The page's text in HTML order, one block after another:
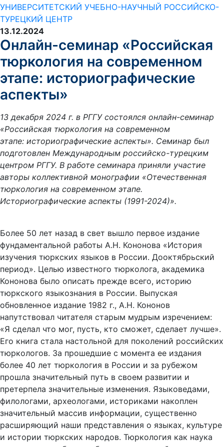
УНИВЕРСИТЕТСКИЙ УЧЕБНО-НАУЧНЫЙ РОССИЙСКО-
ТУРЕЦКИЙ ЦЕНТР
13.12.2024
Онлайн-семинар «Российская
тюркология на современном
этапе: историографические
аспекты»
13 декабря 2024 г. в РГГУ состоялся онлайн-семинар
«Российская тюркология на современном
этапе: историографические аспекты». Семинар был
подготовлен Международным российско-турецким
центром РГГУ. В работе семинара приняли участие
авторы коллективной монографии «Отечественная
тюркология на современном этапе.
Историографические аспекты (1991-2024)».
Более 50 лет назад в свет вышло первое издание
фундаментальной работы А.Н. Кононова «История
изучения тюркских языков в России. Дооктябрьский
период». Целью известного тюрколога, академика
Кононова было описать прежде всего, историю
тюркского языкознания в России. Выпуская
обновленное издание 1982 г., А.Н. Кононов
напутствовал читателя старым мудрым изречением:
«Я сделал что мог, пусть, кто сможет, сделает лучше».
Его книга стала настольной для поколений российских
тюркологов. За прошедшие с момента ее издания
более 40 лет тюркология в России и за рубежом
прошла значительный путь в своем развитии и
претерпела значительные изменения. Языковедами,
филологами, археологами, историками накоплен
значительный массив информации, существенно
расширяющий наши представления о языках, культуре
и истории тюркских народов. Тюркология как наука